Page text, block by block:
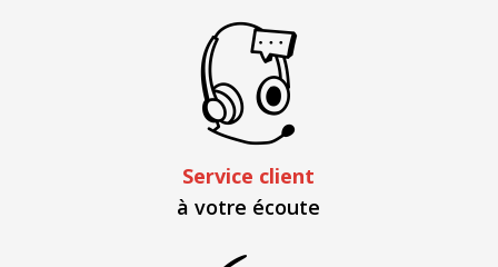
Service client
à votre écoute